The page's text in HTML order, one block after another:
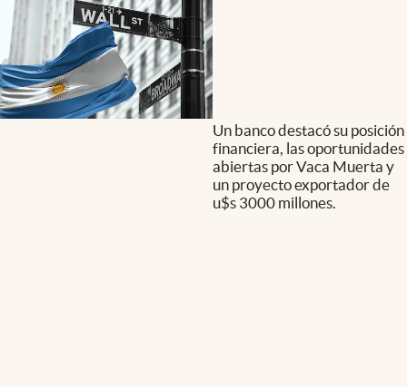
Un banco destacó su posición
financiera, las oportunidades
abiertas por Vaca Muerta y
un proyecto exportador de
u$s 3000 millones.